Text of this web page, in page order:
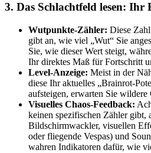
3. Das Schlachtfeld lesen:
Wutpunkte-Zähler: Diese
gibt an, wie viel „Wut“ Sie
Sie, wie dieser Wert steigt,
Ihr direktes Maß für Fortschritt
Level-Anzeige: Meist in der
diese Ihr aktuelles „Brainrot-
aufsteigen, erwarten Sie
Visuelles Chaos-Feedback:
keinen spezifischen Zähler gibt,
Bildschirmwackler, visuellen
oder fliegende Vespas) und
wahren Indikatoren dafür, wie